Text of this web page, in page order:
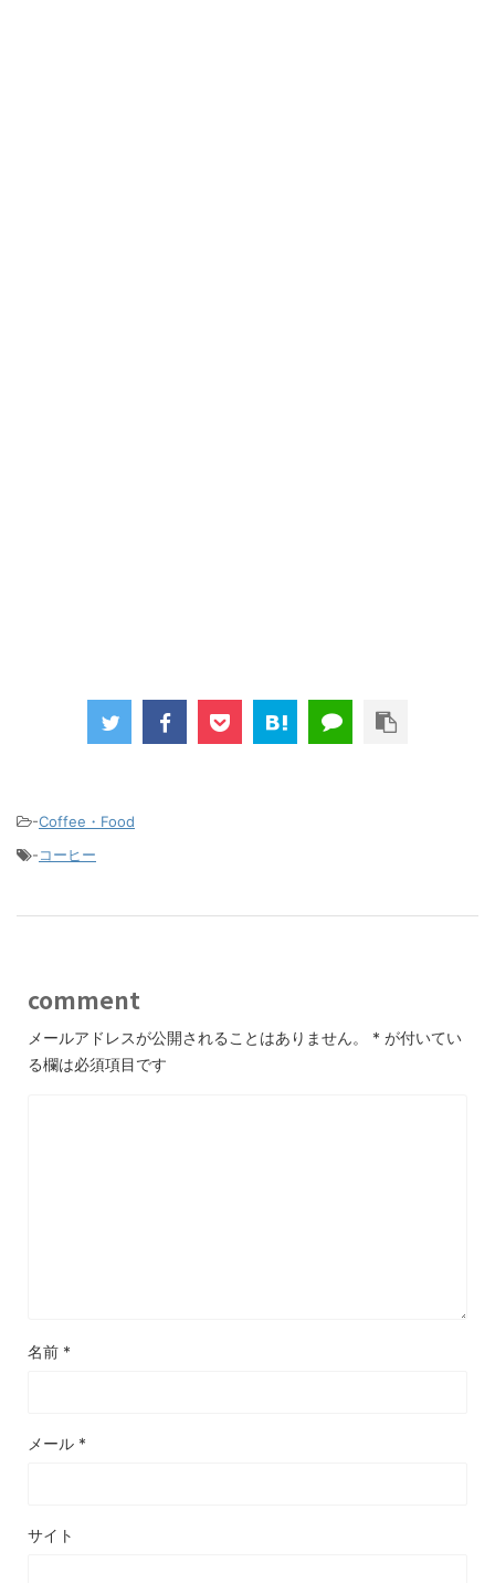
-Coffee・Food
-コーヒー
comment
メールアドレスが公開されることはありません。 * が付いてい
る欄は必須項目です
名前 *
メール *
サイト